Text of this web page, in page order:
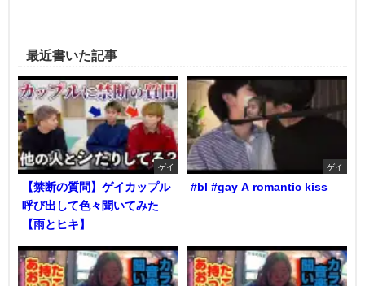
最近書いた記事
ゲイ
【禁断の質問】ゲイカップル
呼び出して色々聞いてみた
【雨とヒキ】
ゲイ
#bl #gay A romantic kiss